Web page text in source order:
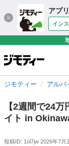
アプ
イン
ジモティー アルバ
【2週間で24
イト in
投稿ID: 1ol7jw 2026年7月